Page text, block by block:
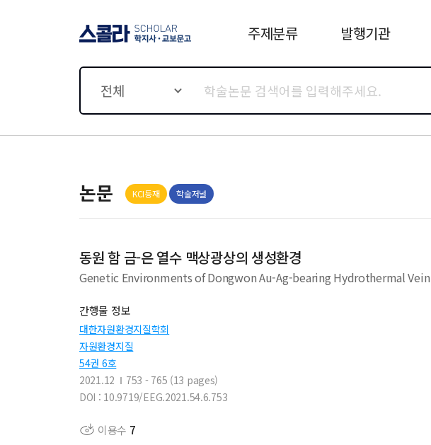
주제분류 발행기관
전체
논문 KCI등재 학술저널
동원 함 금-은 열수 맥상광상의 생성환경
Genetic Environments of Dongwon Au-Ag-bearing Hydrothermal
간행물 정보
대한자원환경지질학회
자원환경지질
54권 6호
2021.12
753 - 765 (13 pages)
DOI : 10.9719/EEG.2021.54.6.753
이용수 7